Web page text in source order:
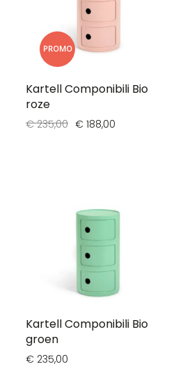
PROMO
Kartell Componibili Bio
roze
€ 188,00
€ 235,00
Kartell Componibili Bio
groen
€ 235,00